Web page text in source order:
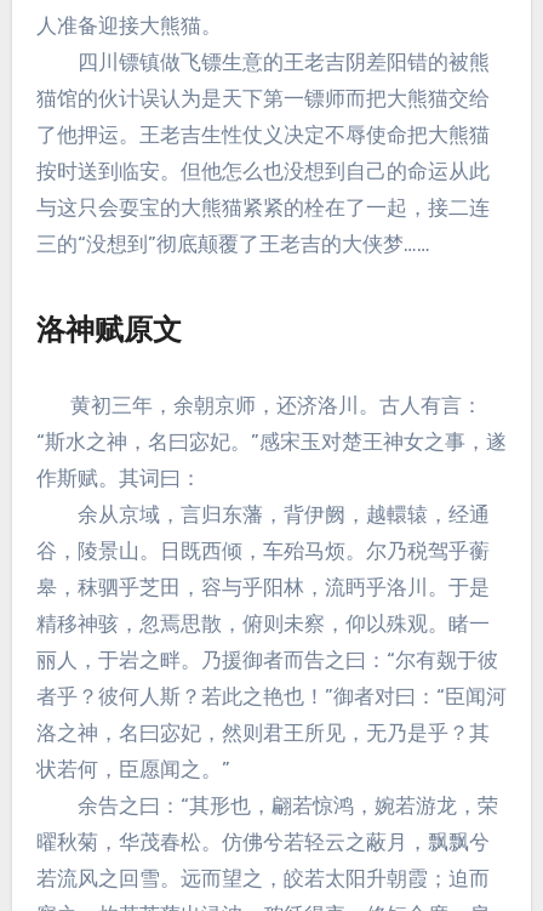
人准备迎接大熊猫。
四川镖镇做飞镖生意的王老吉阴差阳错的被熊
猫馆的伙计误认为是天下第一镖师而把大熊猫交给
了他押运。王老吉生性仗义决定不辱使命把大熊猫
按时送到临安。但他怎么也没想到自己的命运从此
与这只会耍宝的大熊猫紧紧的栓在了一起，接二连
三的“没想到”彻底颠覆了王老吉的大侠梦……
洛神赋原文
黄初三年，余朝京师，还济洛川。古人有言：
“斯水之神，名曰宓妃。”感宋玉对楚王神女之事，遂
作斯赋。其词曰：
余从京域，言归东藩，背伊阙，越轘辕，经通
谷，陵景山。日既西倾，车殆马烦。尔乃税驾乎蘅
皋，秣驷乎芝田，容与乎阳林，流眄乎洛川。于是
精移神骇，忽焉思散，俯则未察，仰以殊观。睹一
丽人，于岩之畔。乃援御者而告之曰：“尔有觌于彼
者乎？彼何人斯？若此之艳也！”御者对曰：“臣闻河
洛之神，名曰宓妃，然则君王所见，无乃是乎？其
状若何，臣愿闻之。”
余告之曰：“其形也，翩若惊鸿，婉若游龙，荣
曜秋菊，华茂春松。仿佛兮若轻云之蔽月，飘飘兮
若流风之回雪。远而望之，皎若太阳升朝霞；迫而